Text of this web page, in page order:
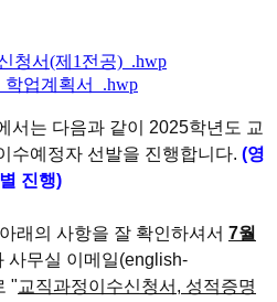
청서(제1전공)_.hwp
업계획서_.hwp
서는 다음과 같이 2025학년도 교
수예정자 선발을 진행합니다. (영
진행)
래의 사항을 잘 확인하셔서 7월
사무실 이메일(english-
"교직과정이수신청서, 성적증명